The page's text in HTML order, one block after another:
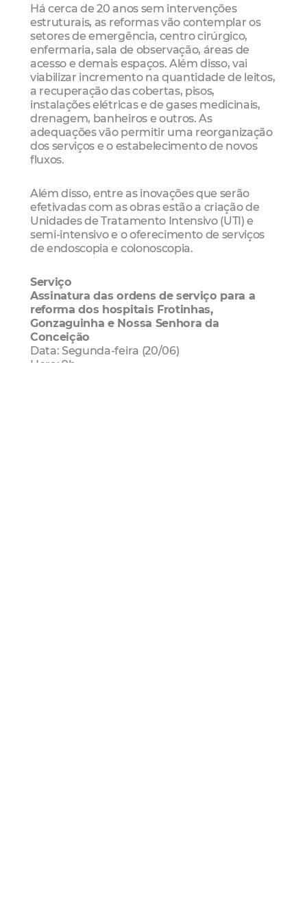
Há cerca de 20 anos sem intervenções
estruturais, as reformas vão contemplar os
setores de emergência, centro cirúrgico,
enfermaria, sala de observação, áreas de
acesso e demais espaços. Além disso, vai
viabilizar incremento na quantidade de leitos,
a recuperação das cobertas, pisos,
instalações elétricas e de gases medicinais,
drenagem, banheiros e outros. As
adequações vão permitir uma reorganização
dos serviços e o estabelecimento de novos
fluxos.
Além disso, entre as inovações que serão
efetivadas com as obras estão a criação de
Unidades de Tratamento Intensivo (UTI) e
semi-intensivo e o oferecimento de serviços
de endoscopia e colonoscopia.
Serviço
Assinatura das ordens de serviço para a
reforma dos hospitais Frotinhas,
Gonzaguinha e Nossa Senhora da
Conceição
Data: Segunda-feira (20/06)
Hora: 9h